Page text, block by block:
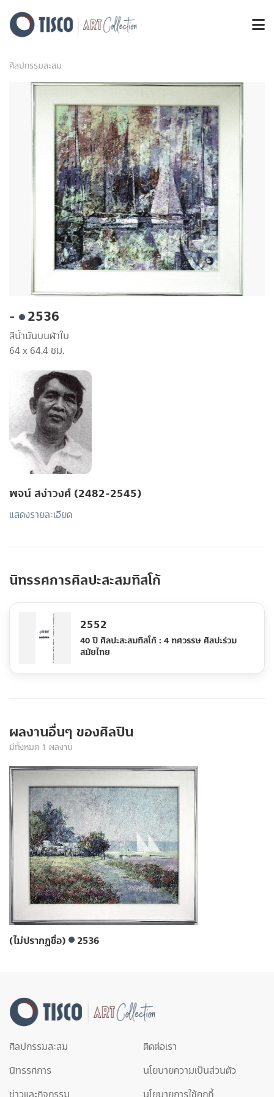
ศิลปกรรมสะสม
- 2536
สีน้ำมันบนผ้าใบ
64 x 64.4 ซม.
พจน์ สง่าวงศ์ (2482-2545)
แสดงรายละเอียด
นิทรรศการศิลปะสะสมทิสโก้
2552
40 ปี ศิลปะสะสมทิสโก้ : 4 ทศวรรษ ศิลปะร่วม
สมัยไทย
ผลงานอื่นๆ ของศิลปิน
มีทั้งหมด 1 ผลงาน
(ไม่ปรากฏชื่อ) 2536
ศิลปกรรมสะสม
นิทรรศการ
ข่าวและกิจกรรม
ติดต่อเรา
นโยบายความเป็นส่วนตัว
นโยบายการใช้คุกกี้